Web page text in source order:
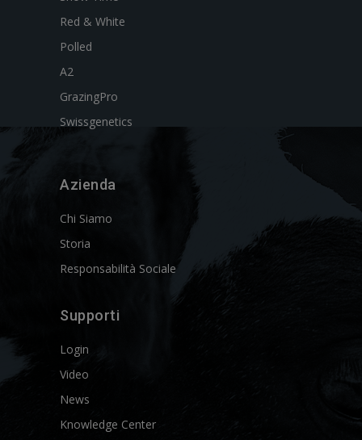
Red & White
Polled
A2
GrazingPro
Swissgenetics
Azienda
Chi Siamo
Storia
Responsabilità Sociale
Supporti
Login
Video
News
Knowledge Center